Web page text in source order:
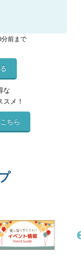
前まで
な
メ！
ちら